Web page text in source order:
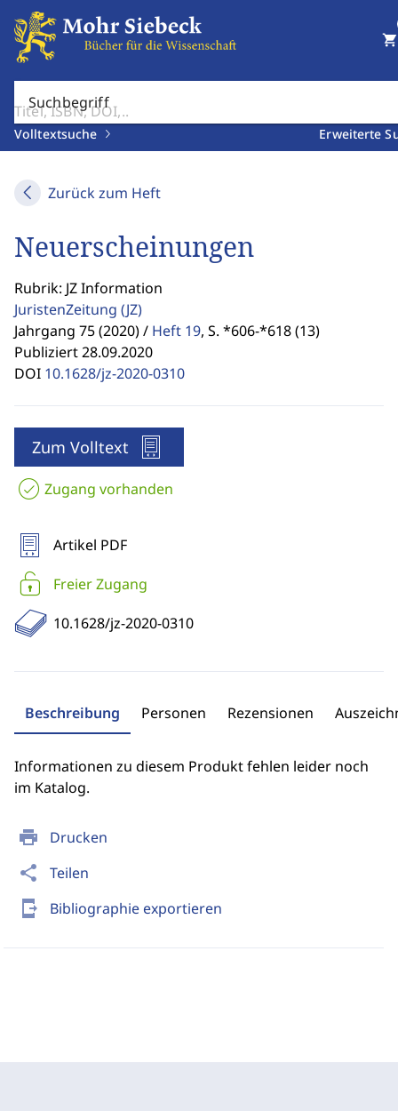
Suchbegriff
Volltextsuche Erweiterte
shopping_cart
Zurück zum Heft
print Drucken
share Teilen
send_to_mobile Bibliographie exportieren
Neuerscheinungen
Rubrik: JZ Information
JuristenZeitung (JZ)
Jahrgang 75 (2020) / Heft 19, S. *606-*618 (13)
Publiziert 28.09.2020
DOI 10.1628/jz-2020-0310
Zum Volltext
Zugang vorhanden
Artikel PDF
Freier Zugang
10.1628/jz-2020-0310
Beschreibung Personen Rezensionen
Informationen zu diesem Produkt fehlen leider noch
im Katalog.